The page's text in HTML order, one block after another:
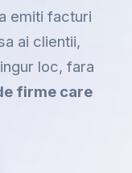
emiti facturi
ai clientii,
loc, fara
firme care